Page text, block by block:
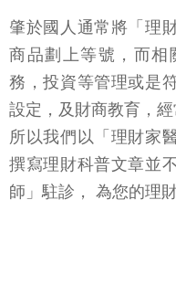
肇於國人通常將「理
商品劃上等號，而相
務，投資等管理或是
設定，及財商教育，
所以我們以「理財家
撰寫理財科普文章並
師」駐診， 為您的理